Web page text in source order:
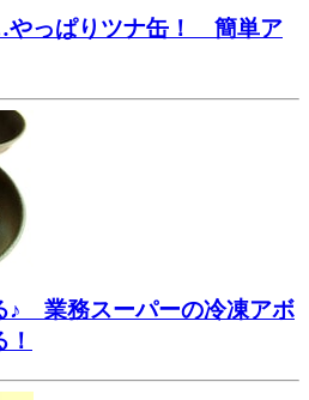
やっぱりツナ缶！ 簡単ア
♪ 業務スーパーの冷凍アボ